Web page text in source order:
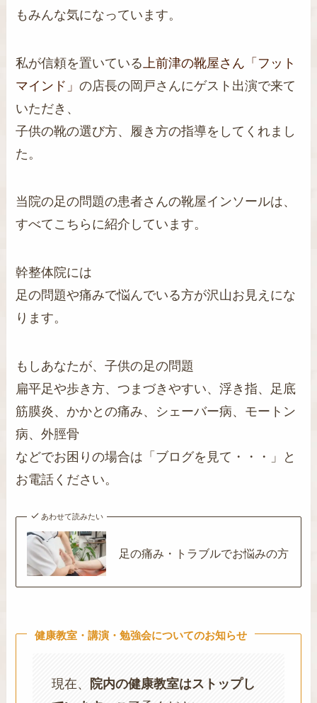
もみんな気になっています。
私が信頼を置いている 上前津の靴屋さん「フット
マインド」の店長の岡戸さんにゲスト出演で来て
いただき、
子供の靴の選び方、履き方の指導をしてくれまし
た。
当院の足の問題の患者さんの靴屋インソールは、
すべてこちらに紹介しています。
幹整体院には
足の問題や痛みで悩んでいる方が沢山お見えにな
ります。
もしあなたが、子供の足の問題
扁平足や歩き方、つまづきやすい、浮き指、足底
筋膜炎、かかとの痛み、シェーバー病、モートン
病、外脛骨
などでお困りの場合は「ブログを見て・・・」と
お電話ください。
あわせて読みたい
足の痛み・トラブルでお悩みの方
健康教室・講演・勉強会についてのお知らせ
現在、
院内の健康教室はストップし